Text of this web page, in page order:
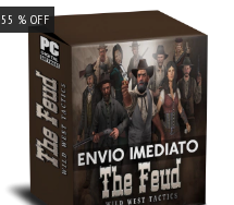
55 % OFF